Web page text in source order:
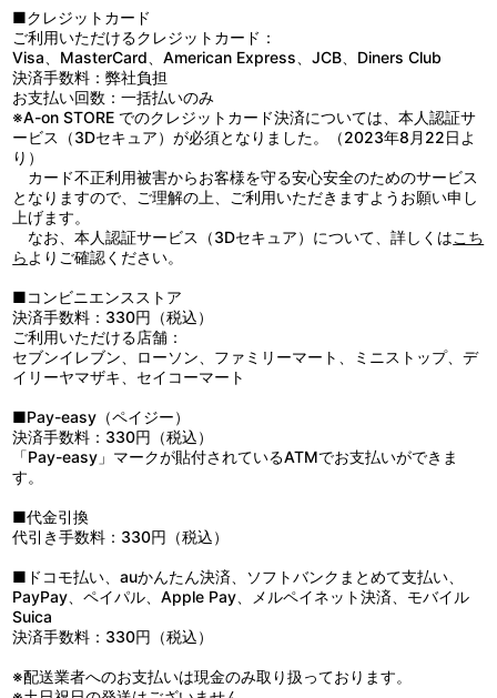
映像特典
・第1話・第2話 先行上映会舞台挨拶映像
[内容] 2018年9月17日にバルト9で行われた第1話・第2話 先行
上映会キャスト舞台挨拶をダイジェストで収録。
・PV（第1弾、第2弾）
・CM（番宣、Blu-ray告知）
他、仕様
・キャラクターデザイン江畑諒真描き下ろし収納BOX
・漫画原作川上泰樹描き下ろしデジジャケット
サラリーマン、三上悟は通り魔に刺されて死んだ。ところが意識
が戻ると三上はなんとスライムへと転生していた！ しかも300年
前に封じられた暴風竜ヴェルドラが話しかけてくる。スライム三上
の運命は……！
■第2話「ゴブリンたちとの出会い」
スライム三上は暴風竜と友達になり、互いに名前を送り合う。か
くしてスライム三上はリムルと名乗ることになった。リムルはヴェ
ルドラを封印から解放しようと試みるが、それは周辺諸国に大きな
衝撃を与えることになる。
■第3話「ゴブリン村での戦い」
洞窟を出たリムルが出会ったのは、牙狼族の襲撃に追い詰められ
たゴブリンたち。なりゆきでゴブリンたちの戦いの手助けをするリ
ムル。そしてその夜、ジュラの森の支配者の座を狙う牙狼族が襲っ
■第4話「ドワーフの王国にて」
リムルたちは、衣食住を支えてくれる技術者を求めてドワーフの
王国・武装国家ドワルゴンを訪れる。ところが入国の際のトラブル
でリムルたちは牢獄に囚われてしまう。そこに鉱山でアーマーサウ
ルスが暴れているという報告が入る！
鍛冶屋カイジンのピンチを救ったリムルは、エルフの店で祝杯を
あげていた。そこに現れたのはカイジンを目の敵にするベスター大
臣。大臣がリムルをバカにしたため、カイジンはベスターを殴り飛
ばしてしまう。
近隣のゴブリンたちも合流してますます賑やかになる村。そんな
ある日、リムルは自由組合（ギルド）の冒険者、カバル、エレン、
喚者のシズもいた。
総作画監督：桂 憲一郎／作画監督：吉田正幸・塚本 歩・柳瀬譲二
第5話 脚本：筆安一幸／絵コンテ：高岡じゅんいち／演出：森 義
博／総作画監督：高岡じゅんいち／作画監督：山内則康・小林利
充・糸島雅彦
第6話 脚本：筆安一幸／絵コンテ：小島正士／演出：伊藤康裕／
総作画監督：桂 憲一郎／作画監督：吉田龍一郎・小島 彰・藤田正
幸・石井かおり
原作：川上泰樹・伏瀬・みっつばー「転生したらスライムだった
件」(講談社『月刊少年シリウス』連載)／監督：菊地康仁／副監
督：中山敦史／シリーズ構成：筆安一幸／キャラクターデザイン：
江畑諒真／モンスターデザイン：岸田隆宏／美術監督：佐藤 歩／美
術設定：藤瀬智康・佐藤正浩／色彩設計：斉藤麻記／撮影監督：佐
響監督：明田川 仁／音楽：Elements Garden／アニメーション制
作：エイトビット
木島隆一／カバル：高梨謙吾
■クレジットカード
ご利用いただけるクレジットカード：
Visa、MasterCard、American Express、JCB、Diners Club
決済手数料：弊社負担
お支払い回数：一括払いのみ
※A-on STORE でのクレジットカード決済については、本人認証サ
ービス（3Dセキュア）が必須となりました。（2023年8月22日よ
り）
カード不正利用被害からお客様を守る安心安全のためのサービス
となりますので、ご理解の上、ご利用いただきますようお願い申し
上げます。
なお、本人認証サービス（3Dセキュア）について、詳しくはこち
ら よりご確認ください。
■コンビニエンスストア
決済手数料：330円（税込）
ご利用いただける店舗：
セブンイレブン、ローソン、ファミリーマート、ミニストップ、デ
イリーヤマザキ、セイコーマート
■Pay-easy（ペイジー）
決済手数料：330円（税込）
「Pay-easy」マークが貼付されているATMでお支払いができま
す。
■代金引換
代引き手数料：330円（税込）
■ドコモ払い、auかんたん決済、ソフトバンクまとめて支払い、
PayPay、ペイパル、Apple Pay、メルペイネット決済、モバイル
Suica
決済手数料：330円（税込）
※配送業者へのお支払いは現金のみ取り扱っております。